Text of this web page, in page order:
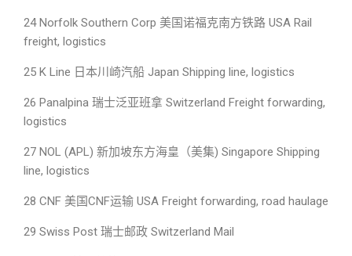
24 Norfolk Southern Corp 美国诺福克南方铁路 USA Rail
freight, logistics
25 K Line 日本川崎汽船 Japan Shipping line, logistics
26 Panalpina 瑞士泛亚班拿 Switzerland Freight forwarding,
logistics
27 NOL (APL) 新加坡东方海皇（美集) Singapore Shipping
line, logistics
28 CNF 美国CNF运输 USA Freight forwarding, road haulage
29 Swiss Post 瑞士邮政 Switzerland Mail